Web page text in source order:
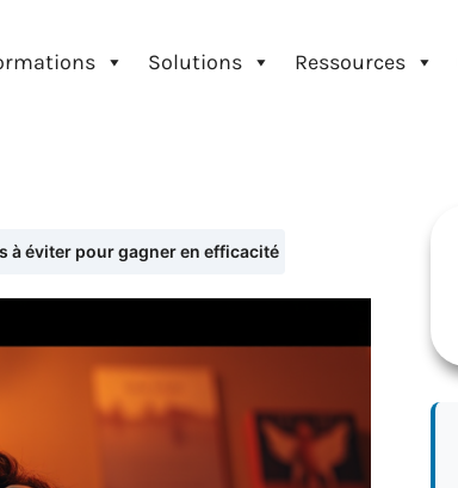
Solutions Ressources
à éviter pour gagner en efficacité